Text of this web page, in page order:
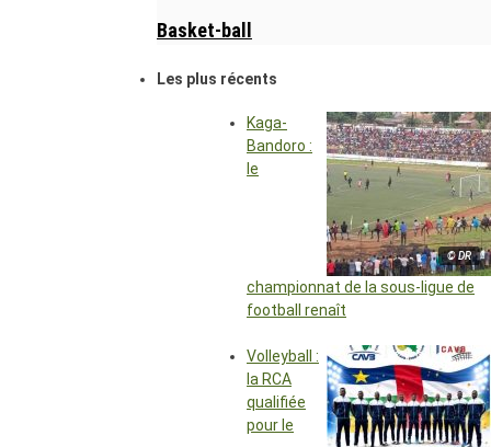
Basket-ball
Les plus récents
© DR
Kaga-
Bandoro :
le
championnat de la sous-ligue de
football renaît
Volleyball :
la RCA
qualifiée
pour le